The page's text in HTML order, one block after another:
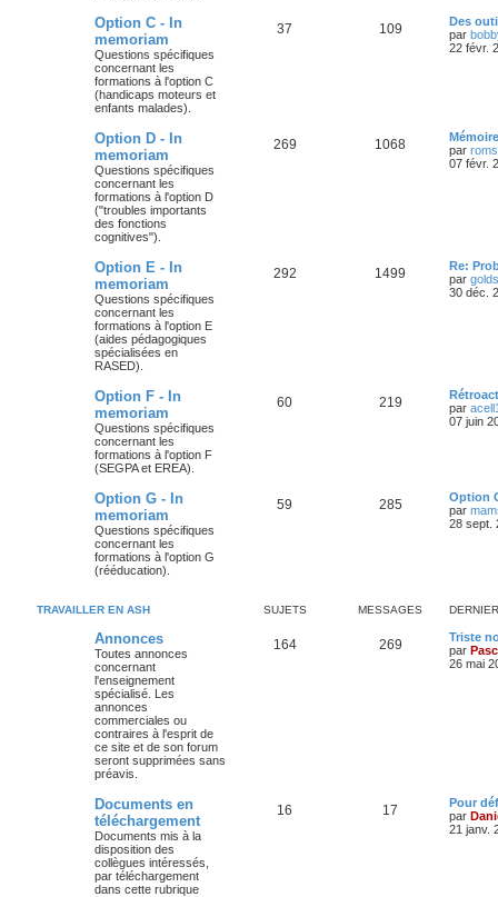
Option C - In
memoriam
Questions spécifiques
concernant les
formations à l'option C
(handicaps moteurs et
enfants malades).
37 109
Des
par
22 févr.
Option D - In
memoriam
Questions spécifiques
concernant les
formations à l'option D
("troubles importants
des fonctions
cognitives").
269 1068
par
07 févr.
Option E - In
memoriam
Questions spécifiques
concernant les
formations à l'option E
(aides pédagogiques
spécialisées en
RASED).
292 1499
Re:
par
30 déc.
Option F - In
memoriam
Questions spécifiques
concernant les
formations à l'option F
(SEGPA et EREA).
60 219
par
07 juin
Option G - In
memoriam
Questions spécifiques
concernant les
formations à l'option G
(rééducation).
59 285
Option
par
28 sept.
TRAVAILLER EN ASH SUJETS MESSAGES
Annonces
Toutes annonces
concernant
l'enseignement
spécialisé. Les
annonces
commerciales ou
contraires à l'esprit de
ce site et de son forum
seront supprimées sans
préavis.
164 269
Triste
par
26 mai
Documents en
téléchargement
Documents mis à la
disposition des
collègues intéressés,
par téléchargement
dans cette rubrique
16 17
Pour
par
21 janv.